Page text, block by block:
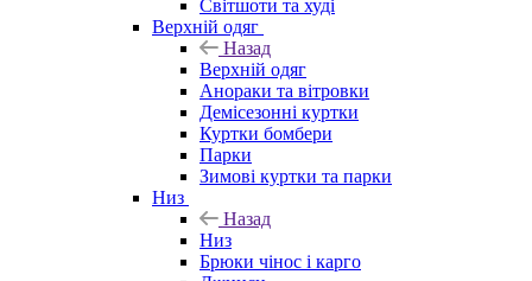
Світшоти та худі
Верхній одяг
Назад
Верхній одяг
Анораки та вітровки
Демісезонні куртки
Куртки бомбери
Парки
Зимові куртки та парки
Низ
Назад
Низ
Брюки чінос і карго